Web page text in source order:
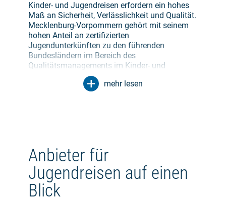
Kinder- und Jugendreisen erfordern ein hohes
Maß an Sicherheit, Verlässlichkeit und Qualität.
Mecklenburg-Vorpommern gehört mit seinem
hohen Anteil an zertifizierten
Jugendunterkünften zu den führenden
Bundesländern im Bereich des
Qualitätsmanagements im Kinder- und
Jugendtourismus.
Qualitätsmanagement Jugendreisen
Deutschland (QMJ) Sterneklassifizierung sorgt
seitdem für eine transparente Orientierung und
gibt Eltern, Lehrkräften und Reiseveranstaltern
Sicherheit bei der Auswahl geeigneter
mehr lesen
Anbieter für
Jugendreisen auf einen
Blick